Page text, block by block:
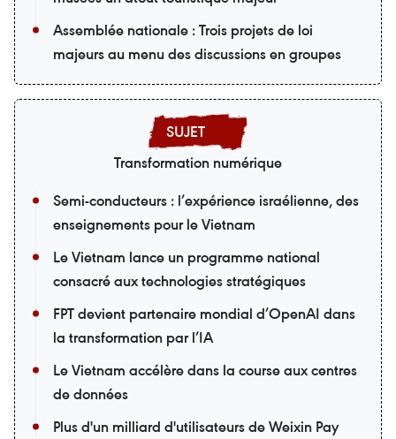
Assemblée nationale : Trois projets de loi
majeurs au menu des discussions en groupes
Transformation numérique
Semi-conducteurs : l’expérience israélienne, des
enseignements pour le Vietnam
Le Vietnam lance un programme national
consacré aux technologies stratégiques
FPT devient partenaire mondial d’OpenAI dans
la transformation par l’IA
Le Vietnam accélère dans la course aux centres
de données
Plus d'un milliard d'utilisateurs de Weixin Pay